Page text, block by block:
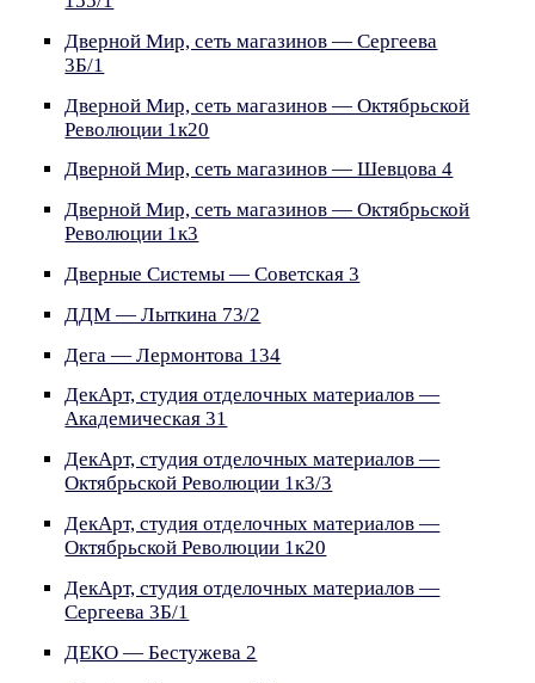
Дверной Мир, сеть магазинов — Сергеева
3Б/1
Дверной Мир, сеть магазинов — Октябрьской
Революции 1к20
Дверной Мир, сеть магазинов — Шевцова 4
Дверной Мир, сеть магазинов — Октябрьской
Революции 1к3
Дверные Системы — Советская 3
ДДМ — Лыткина 73/2
Дега — Лермонтова 134
ДекАрт, студия отделочных материалов —
Академическая 31
ДекАрт, студия отделочных материалов —
Октябрьской Революции 1к3/3
ДекАрт, студия отделочных материалов —
Октябрьской Революции 1к20
ДекАрт, студия отделочных материалов —
Сергеева 3Б/1
ДЕКО — Бестужева 2